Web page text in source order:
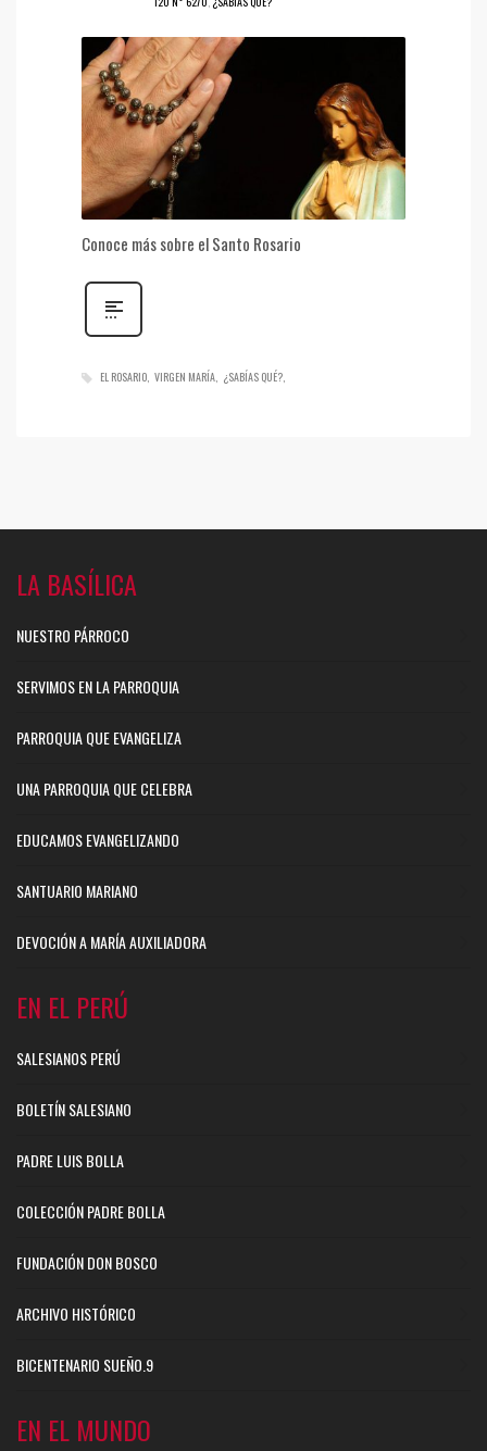
Conoce más sobre el Santo Rosario
EL ROSARIO VIRGEN MARÍA ¿SABÍAS QUÉ?
LA BASÍLICA
NUESTRO PÁRROCO
SERVIMOS EN LA PARROQUIA
PARROQUIA QUE EVANGELIZA
UNA PARROQUIA QUE CELEBRA
EDUCAMOS EVANGELIZANDO
SANTUARIO MARIANO
DEVOCIÓN A MARÍA AUXILIADORA
EN EL PERÚ
SALESIANOS PERÚ
BOLETÍN SALESIANO
PADRE LUIS BOLLA
COLECCIÓN PADRE BOLLA
FUNDACIÓN DON BOSCO
ARCHIVO HISTÓRICO
BICENTENARIO SUEÑO.9
EN EL MUNDO